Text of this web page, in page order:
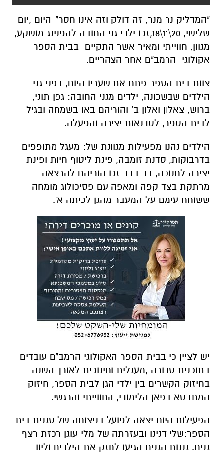
"המדליק נר מנר, זה דולק וזה אינו חסר"-היום ,יום
שלישי, 20\11\18
,זכו ילדי גני החובה להפנינג מושקע,
מגוון, חווייתי ומאיר אשר התקיים בבית הספר
אקולוגי הרמב"ם אחר הצהריים.
צוות בית הספר פתח את שעריו היום, בפני גני
הילדים שבשכונה, ילדים מגני החובה: גפן תוני,
ברוש, צאלון ואלון ב' והוריהם באו בשמחה ובגיל
לבית הספר, לסדנאות יצירה והפעלה.
הילדים נהנו מפעילות מגוונת של: מעגל מתופפים
בדרבוקות, סדנת זומבה, פינת ליטוף חיות ופינת
יצירה לחנוכה, בד בבד זכו הוריהם להרצאה
מרתקת בצד קפה ומאפה עם פסיכולוג מומחה
ששוחח עימם על המעבר מהגן לכיתה א'.
יש לציין כי בבית הספר האקולוגי הרמב"ם עובדים
בתוכנית סדורה ,מעגלית וחינוכית לאורך השנה
בחיזוק הקשרים בין ילדי הגן לבית הספר, חיזוק
המתבטא בפאן הלימודי, החווייתי והרגשי.
הפעילות היום יצאה לפועל בניצוחה של סגנית בית
הספר:שלי דנינו ובעזרתה של מלי עוגן רכזת רצף
גנים. גננות הגנים הגיעו לחזק את הילדים וליוו